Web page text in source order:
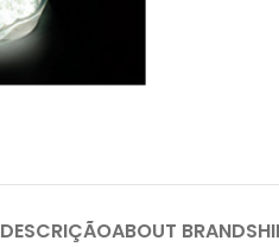
DESCRIÇÃOABOUT BRAND